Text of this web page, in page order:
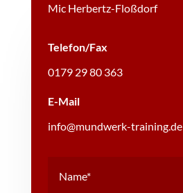
Mic Herbertz-Floßdorf
Telefon/Fax
0179 29 80 363
E-Mail
info@mundwerk-training.de